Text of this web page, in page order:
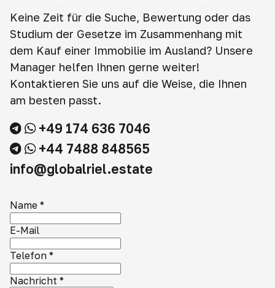
Keine Zeit für die Suche, Bewertung oder das
Studium der Gesetze im Zusammenhang mit
dem Kauf einer Immobilie im Ausland? Unsere
Manager helfen Ihnen gerne weiter!
Kontaktieren Sie uns auf die Weise, die Ihnen
am besten passt.
+49 174 636 7046
+44 7488 848565
info@globalriel.estate
Name *
E-Mail
Telefon *
Nachricht *